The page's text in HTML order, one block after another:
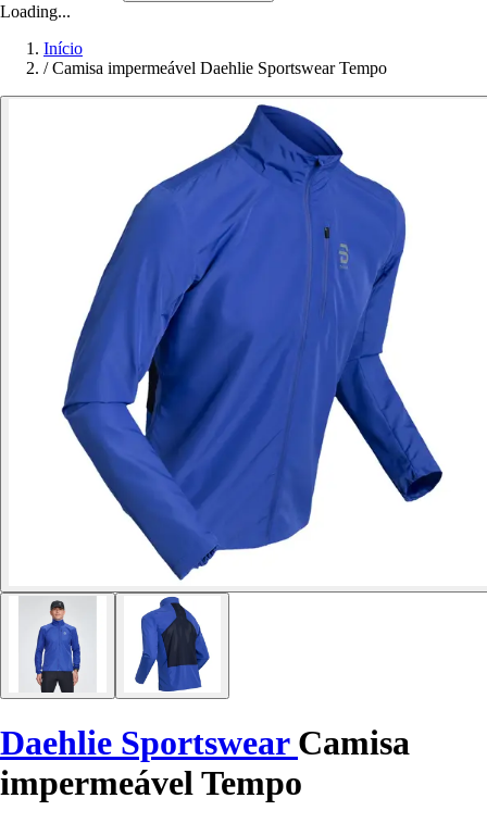
Loading...
Início
/ Camisa impermeável Daehlie Sportswear Tempo
Daehlie Sportswear Camisa
impermeável Tempo